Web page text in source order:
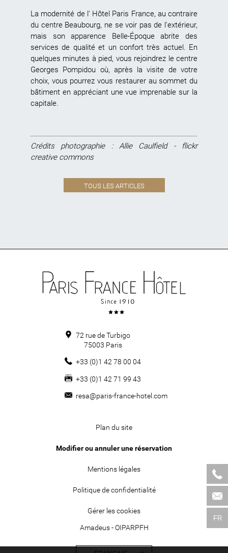
FR
La modernité de l' Hôtel Paris France, au contraire
du centre Beaubourg, ne se voir pas de l'extérieur,
mais son apparence Belle-Époque abrite des
services de qualité et un confort très actuel. En
quelques minutes à pied, vous rejoindrez le centre
Georges Pompidou où, après la visite de votre
choix, vous pourrezvous restaurerau sommet du
bâtiment en appréciant une vue imprenable sur la
capitale.
Crédits photographie : Allie Caulfield - flickr
creative commons
TOUS LES ARTICLES
72 rue de Turbigo
75003 Paris
+33 (0)1 42 78 00 04
+33 (0)1 42 71 99 43
resa@paris-france-hotel.com
Plan du site
Modifier ou annuler une réservation
Mentions légales
Politique de confidentialité
Gérer les cookies
Amadeus - OIPARPFH